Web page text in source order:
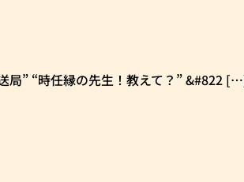
” “時任縁の先生！教えて？” &#822